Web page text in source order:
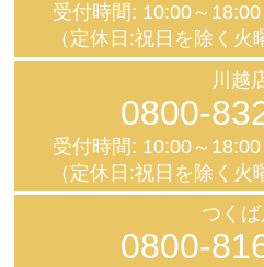
受付時間: 10:00～18:00
（定休日:祝日を除く火
川越
0800-
受付時間: 10:00～18:00
（定休日:祝日を除く火
つく
0800-